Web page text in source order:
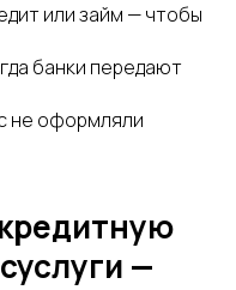
или займ — чтобы
банки передают
не оформляли
—